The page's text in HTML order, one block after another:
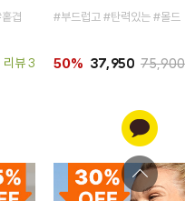
겹
리뷰 3
#부드럽고 #탄력있는 #몰드
50% 37,950 75,900